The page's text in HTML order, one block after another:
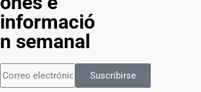
informació
n semanal
Suscribirse